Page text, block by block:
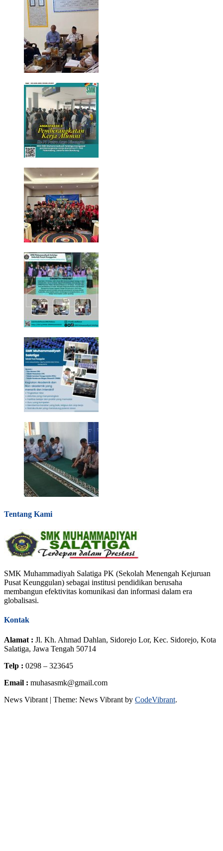
Tentang Kami
SMK Muhammadiyah Salatiga PK (Sekolah Menengah Kejuruan
Pusat Keunggulan) sebagai institusi pendidikan berusaha
membangun efektivitas komunikasi dan informasi dalam era
globalisasi.
Kontak
Alamat : Jl. Kh. Ahmad Dahlan, Sidorejo Lor, Kec. Sidorejo, Kota
Salatiga, Jawa Tengah 50714
Telp : 0298 – 323645
Email : muhasasmk@gmail.com
News Vibrant | Theme: News Vibrant by CodeVibrant.